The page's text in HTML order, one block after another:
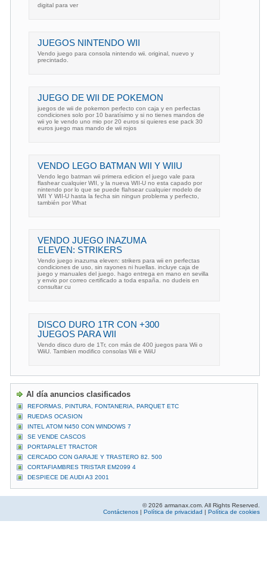
digital para ver
JUEGOS NINTENDO WII
Vendo juego para consola nintendo wii. original, nuevo y
precintado.
JUEGO DE WII DE POKEMON
juegos de wii de pokemon perfecto con caja y en perfectas
condiciones solo por 10 baratísimo y si no tienes mandos de
wii yo le vendo uno mio por 20 euros si quieres ese pack 30
euros juego mas mando de wii rojos
VENDO LEGO BATMAN WII Y WIIU
Vendo lego batman wii primera edicion el juego vale para
flashear cualquier WII, y la nueva WII-U no esta capado por
nintendo por lo que se puede flahsear cualquier modelo de
WII Y WII-U hasta la fecha sin ningun problema y perfecto,
también por What
VENDO JUEGO INAZUMA
ELEVEN: STRIKERS
Vendo juego inazuma eleven: strikers para wii en perfectas
condiciones de uso, sin rayones ni huellas. incluye caja de
juego y manuales del juego. hago entrega en mano en sevilla
y envio por correo certificado a toda españa. no dudeis en
consultar cu
DISCO DURO 1TR CON +300
JUEGOS PARA WII
Vendo disco duro de 1Tr, con más de 400 juegos para Wii o
WiiU. Tambien modifico consolas Wii e WiiU
Al día anuncios clasificados
REFORMAS, PINTURA, FONTANERIA, PARQUET ETC
RUEDAS OCASION
INTEL ATOM N450 CON WINDOWS 7
SE VENDE CASCOS
PORTAPALET TRACTOR
CERCADO CON GARAJE Y TRASTERO 82. 500
CORTAFIAMBRES TRISTAR EM2099 4
DESPIECE DE AUDI A3 2001
© 2026 armanax.com. All Rights Reserved.
Contáctenos
Política de privacidad Política de cookies